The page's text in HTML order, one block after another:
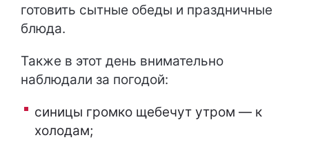
готовить сытные обеды и праздничные
блюда.
Также в этот день внимательно
наблюдали за погодой:
синицы громко щебечут утром — к
холодам;